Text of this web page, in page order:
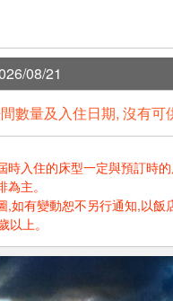
08/21
數量及入住日期, 沒有
時入住的床型一定與預訂時
主。
,如有變動恕不另行通知,以飯
上。